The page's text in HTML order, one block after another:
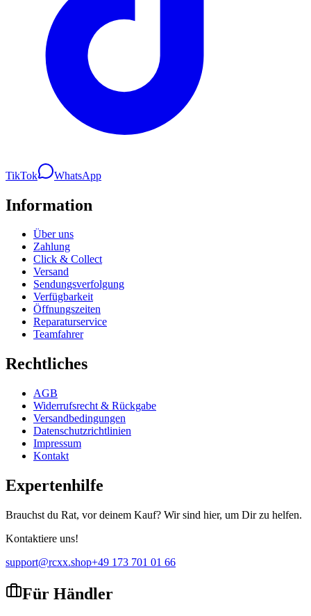
TikTok WhatsApp
Information
Über uns
Zahlung
Click & Collect
Versand
Sendungsverfolgung
Verfügbarkeit
Öffnungszeiten
Reparaturservice
Teamfahrer
Rechtliches
AGB
Widerrufsrecht & Rückgabe
Versandbedingungen
Datenschutzrichtlinien
Impressum
Kontakt
Expertenhilfe
Brauchst du Rat, vor deinem Kauf? Wir sind hier, um Dir zu helfen.
Kontaktiere uns!
support@rcxx.shop+49 173 701 01 66
Für Händler